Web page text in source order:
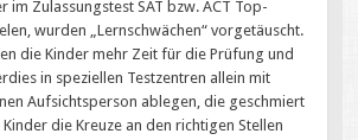
im Zulassungstest SAT bzw. ACT Top-
wurden „Lernschwächen“ vorgetäuscht.
die Kinder mehr Zeit für die Prüfung und
in speziellen Testzentren allein mit
Aufsichtsperson ablegen, die geschmiert
die Kreuze an den richtigen Stellen